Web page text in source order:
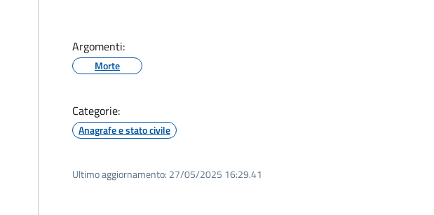
Argomenti:
Morte
Categorie:
Anagrafe e stato civile
Ultimo aggiornamento: 27/05/2025 16:29.41